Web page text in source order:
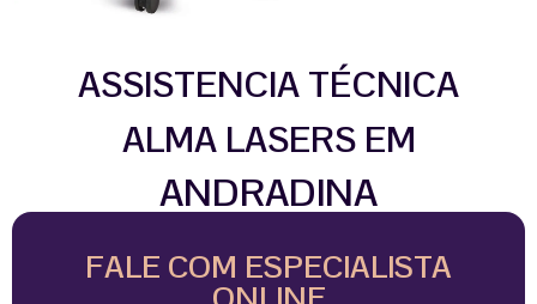
ASSISTENCIA TÉCNICA
ALMA LASERS EM
ANDRADINA
FALE COM ESPECIALISTA